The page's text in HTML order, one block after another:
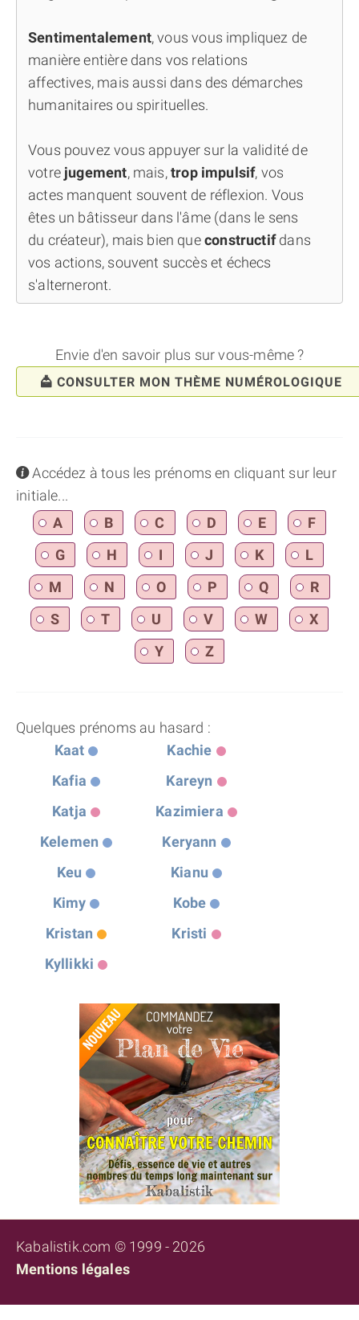
Sentimentalement, vous vous impliquez de
manière entière dans vos relations
affectives, mais aussi dans des démarches
humanitaires ou spirituelles.
Vous pouvez vous appuyer sur la validité de
votre jugement, mais,trop impulsif, vos
actes manquent souvent de réflexion. Vous
êtes un bâtisseur dans l'âme (dans le sens
du créateur), mais bien queconstructifdans
vos actions, souvent succès et échecs
s'alterneront.
Envie d'en savoir plus sur vous-même ?
CONSULTER MON THÈME NUMÉROLOGIQUE
infoAccédez à tous les prénoms en cliquant sur leur
initiale...
A
B C D E
F
G
H I J K
L
M
N O P Q
R
S
T U V W
X
Y
Z
Quelques prénoms au hasard :
Kaat
Kachie
Kafia
Kareyn
Katja
Kazimiera
Kelemen
Keryann
Keu
Kianu
Kimy
Kobe
Kristan
Kristi
Kyllikki
Kabalistik.com © 1999 - 2026
Mentions légales